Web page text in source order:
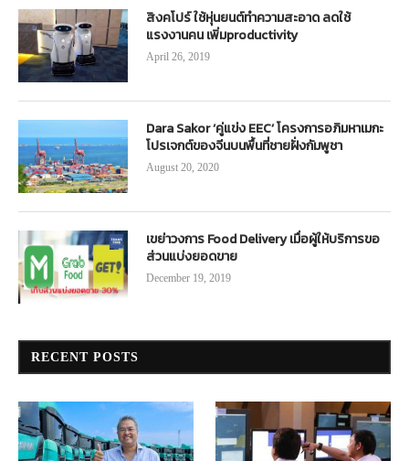
สิงคโปร์ ใช้หุ่นยนต์ทำความสะอาด ลดใช้
แรงงานคน เพิ่มproductivity
April 26, 2019
Dara Sakor ‘คู่แข่ง EEC’ โครงการอภิมหาเมกะ
โปรเจกต์ของจีนบนพื้นที่ชายฝั่งกัมพูชา
August 20, 2020
เขย่าวงการ Food Delivery เมื่อผู้ให้บริการขอ
ส่วนแบ่งยอดขาย
December 19, 2019
RECENT POSTS